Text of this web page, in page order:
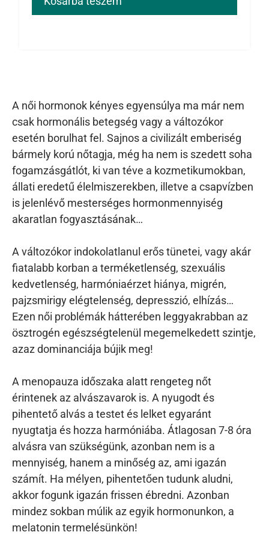
A női hormonok kényes egyensúlya ma már nem
csak hormonális betegség vagy a változókor
esetén borulhat fel. Sajnos a civilizált emberiség
bármely korú nőtagja, még ha nem is szedett soha
fogamzásgátlót, ki van téve a kozmetikumokban,
állati eredetű élelmiszerekben, illetve a csapvízben
is jelenlévő mesterséges hormonmennyiség
akaratlan fogyasztásának…
A változókor indokolatlanul erős tünetei, vagy akár
fiatalabb korban a terméketlenség, szexuális
kedvetlenség, harmóniaérzet hiánya, migrén,
pajzsmirigy elégtelenség, depresszió, elhízás…
Ezen női problémák hátterében leggyakrabban az
ösztrogén egészségtelenül megemelkedett szintje,
azaz dominanciája bújik meg!
A menopauza időszaka alatt rengeteg nőt
érintenek az alvászavarok is. A nyugodt és
pihentető alvás a testet és lelket egyaránt
nyugtatja és hozza harmóniába. Átlagosan 7-8 óra
alvásra van szükségünk, azonban nem is a
mennyiség, hanem a minőség az, ami igazán
számít. Ha mélyen, pihentetően tudunk aludni,
akkor fogunk igazán frissen ébredni. Azonban
mindez sokban múlik az egyik hormonunkon, a
melatonin termelésünkön!